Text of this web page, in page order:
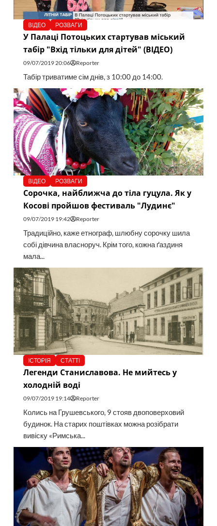
ВІДЕО РОЗВАГИ
У Палаці Потоцьких стартував міський
табір "Вхід тільки для дітей" (ВІДЕО)
09/07/2019 20:06 Reporter
Табір триватиме сім днів, з 10:00 до 14:00.
ВІДЕО РОЗВАГИ
Сорочка, найближча до тіла гуцула. Як у
Косові пройшов фестиваль "Лудинє"
09/07/2019 19:42 Reporter
Традиційно, каже етнограф, шлюбну сорочку шила
собі дівчина власноруч. Крім того, кожна ґаздиня
мала...
ІСТОРІЯ СТАТТІ
Легенди Станиславова. Не мийтесь у
холодній воді
09/07/2019 19:14 Reporter
Колись на Грушевського, 9 стояв двоповерховий
будинок. На старих поштівках можна розібрати
вивіску «Римська...